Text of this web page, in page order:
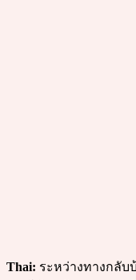
Thai: ระหว่างทางกลับ